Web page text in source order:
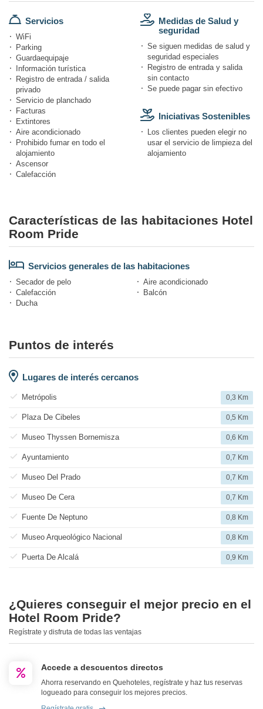
Servicios
WiFi
Parking
Guardaequipaje
Información turística
Registro de entrada / salida
privado
Servicio de planchado
Facturas
Extintores
Aire acondicionado
Prohibido fumar en todo el
alojamiento
Ascensor
Calefacción
Medidas de Salud y
seguridad
Se siguen medidas de salud y
seguridad especiales
Registro de entrada y salida
sin contacto
Se puede pagar sin efectivo
Iniciativas Sostenibles
Los clientes pueden elegir no
usar el servicio de limpieza del
alojamiento
Características de las habitaciones Hotel
Room Pride
Servicios generales de las habitaciones
Secador de pelo
Aire acondicionado
Calefacción
Balcón
Ducha
Puntos de interés
Lugares de interés cercanos
Metrópolis 0,3 Km
Plaza De Cibeles 0,5 Km
Museo Thyssen Bornemisza 0,6 Km
Ayuntamiento 0,7 Km
Museo Del Prado 0,7 Km
Museo De Cera 0,7 Km
Fuente De Neptuno 0,8 Km
Museo Arqueológico Nacional 0,8 Km
Puerta De Alcalá 0,9 Km
¿Quieres conseguir el mejor precio en el
Hotel Room Pride?
Regístrate y disfruta de todas las ventajas
Accede a descuentos directos
Ahorra reservando en Quehoteles, regístrate y haz tus reservas
logueado para conseguir los mejores precios.